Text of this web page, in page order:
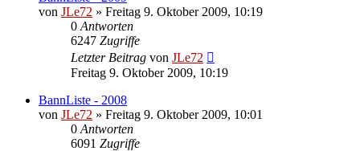
von JLe72 » Freitag 9. Oktober 2009, 10:19
0 Antworten
6247 Zugriffe
Letzter Beitrag von JLe72
Freitag 9. Oktober 2009, 10:19
BannListe - 2008
von JLe72 » Freitag 9. Oktober 2009, 10:01
0 Antworten
6091 Zugriffe